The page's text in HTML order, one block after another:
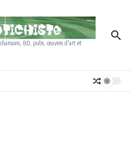
BD, pubs, œuvres d'art et